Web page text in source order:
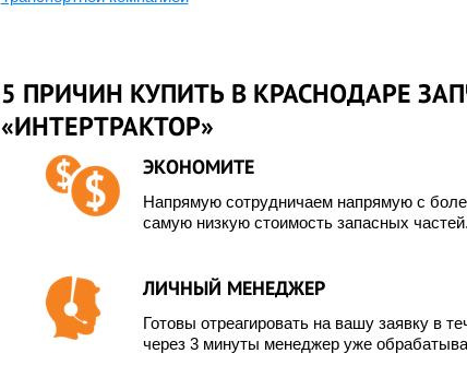
5 ПРИЧИН КУПИТЬ В КРАСНОДАРЕ
«ИНТЕРТРАКТОР»
ЭКОНОМИТЕ
Напрямую сотрудничаем напрямую с
самую низкую стоимость запасных частей.
ЛИЧНЫЙ МЕНЕДЖЕР
Готовы отреагировать на вашу заявку в
через 3 минуты менеджер уже